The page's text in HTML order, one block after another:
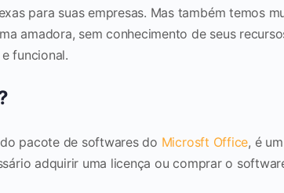
para suas empresas. Mas também temos
amadora, sem conhecimento de seus
funcional.
pacote de softwares do Microsft Office, é
adquirir uma licença ou comprar o